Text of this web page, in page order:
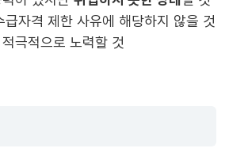
자격 제한 사유에 해당하지 않을 것
극적으로 노력할 것